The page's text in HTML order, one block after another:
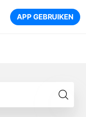
APP GEBRUIKEN